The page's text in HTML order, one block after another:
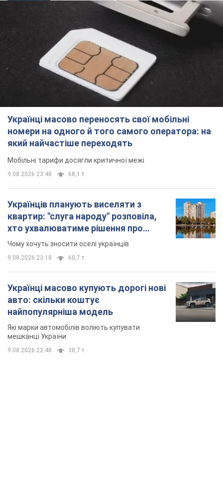
Українці масово переносять свої мобільні
номери на одного й того самого оператора: на
який найчастіше переходять
Мобільні тарифи досягли критичної межі
9.08.2026 23:48 68,1 т.
Українців планують виселяти з
квартир: "слуга народу" розповіла,
хто ухвалюватиме рішення про
знесення будинків
Чому хочуть зносити оселі українців
9.08.2026 23:18 60,7 т.
Українці масово купують дорогі нові
авто: скільки коштує
найпопулярніша модель
Які марки автомобілів воліють купувати
мешканці України
9.08.2026 22:48 38,7 т.